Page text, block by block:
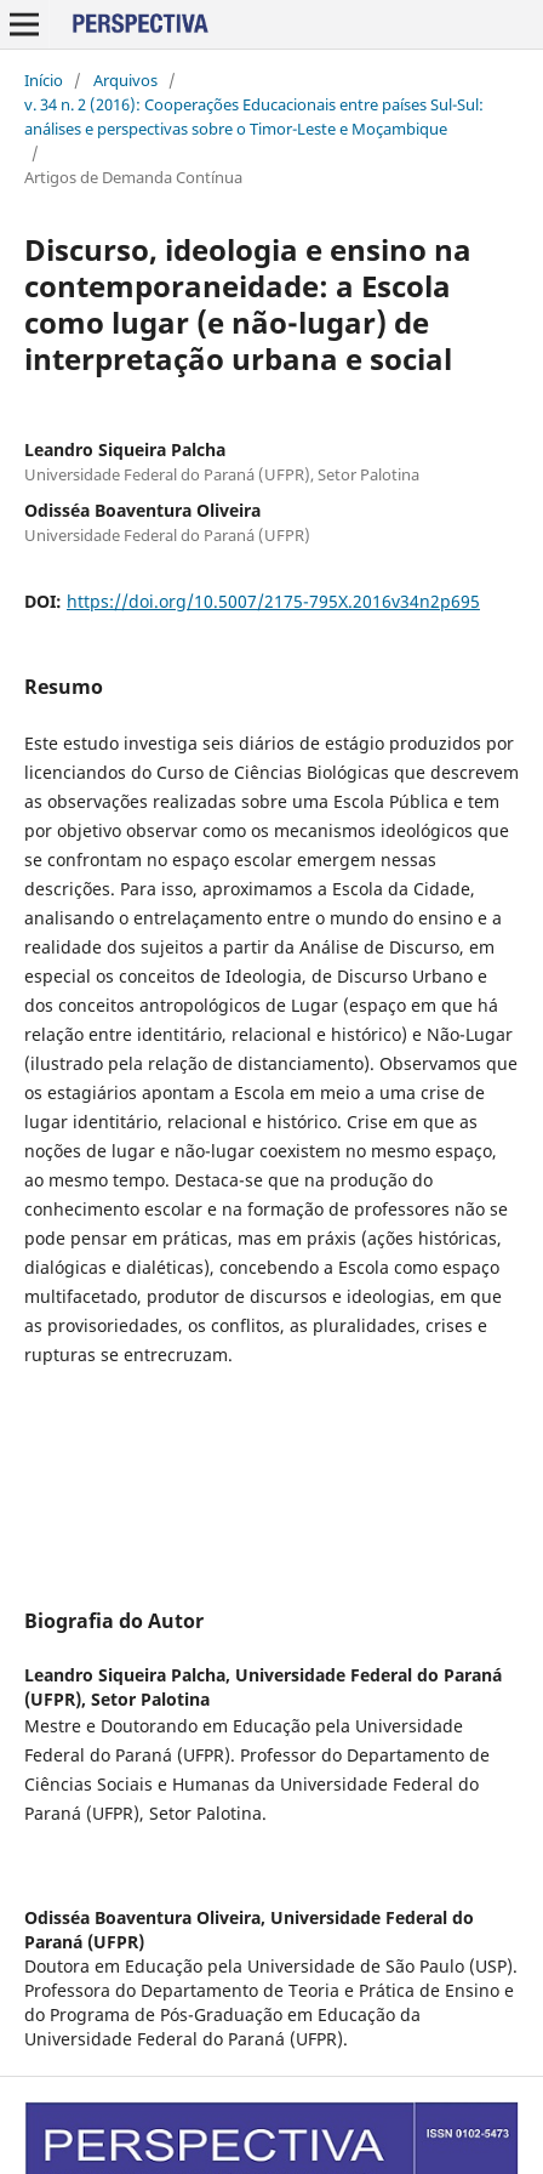
Início / Arquivos /
v. 34 n. 2 (2016): Cooperações Educacionais entre países Sul-Sul:
análises e perspectivas sobre o Timor-Leste e Moçambique
/
Artigos de Demanda Contínua
Discurso, ideologia e ensino na
contemporaneidade: a Escola
como lugar (e não-lugar) de
interpretação urbana e social
Leandro Siqueira Palcha
Universidade Federal do Paraná (UFPR), Setor Palotina
Odisséa Boaventura Oliveira
Universidade Federal do Paraná (UFPR)
DOI: https://doi.org/10.5007/2175-795X.2016v34n2p695
Resumo
Este estudo investiga seis diários de estágio produzidos por
licenciandos do Curso de Ciências Biológicas que descrevem
as observações realizadas sobre uma Escola Pública e tem
por objetivo observar como os mecanismos ideológicos que
se confrontam no espaço escolar emergem nessas
descrições. Para isso, aproximamos a Escola da Cidade,
analisando o entrelaçamento entre o mundo do ensino e a
realidade dos sujeitos a partir da Análise de Discurso, em
especial os conceitos de Ideologia, de Discurso Urbano e
dos conceitos antropológicos de Lugar (espaço em que há
relação entre identitário, relacional e histórico) e Não-Lugar
(ilustrado pela relação de distanciamento). Observamos que
os estagiários apontam a Escola em meio a uma crise de
lugar identitário, relacional e histórico. Crise em que as
noções de lugar e não-lugar coexistem no mesmo espaço,
ao mesmo tempo. Destaca-se que na produção do
conhecimento escolar e na formação de professores não se
pode pensar em práticas, mas em práxis (ações históricas,
dialógicas e dialéticas), concebendo a Escola como espaço
multifacetado, produtor de discursos e ideologias, em que
as provisoriedades, os conflitos, as pluralidades, crises e
rupturas se entrecruzam.
Biografia do Autor
Leandro Siqueira Palcha, Universidade Federal do Paraná
(UFPR), Setor Palotina
Mestre e Doutorando em Educação pela Universidade
Federal do Paraná (UFPR). Professor do Departamento de
Ciências Sociais e Humanas da Universidade Federal do
Paraná (UFPR), Setor Palotina.
Odisséa Boaventura Oliveira, Universidade Federal do
Paraná (UFPR)
Doutora em Educação pela Universidade de São Paulo (USP).
Professora do Departamento de Teoria e Prática de Ensino e
do Programa de Pós-Graduação em Educação da
Universidade Federal do Paraná (UFPR).